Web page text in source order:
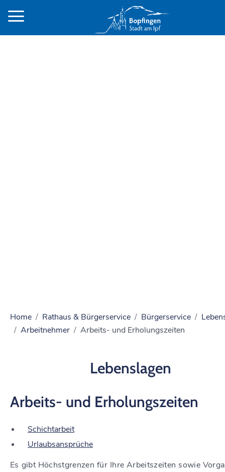
Home Rathaus & Bürgerservice Bürgerservice
Arbeitnehmer
Arbeits- und Erholungszeiten
Lebenslagen
Arbeits- und Erholungszeiten
Schichtarbeit
Urlaubsansprüche
Es gibt Höchstgrenzen für Ihre Arbeitszeiten sowie